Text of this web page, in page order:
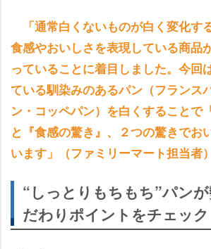
「通常白くないものが白く変化す
食感やおいしさを表現している商品
っていることに着目しました。今回
ている馴染みのあるパン（フランス
ン・コッペパン）を白くすることで
と『食感の驚き』、２つの驚きでお
います」（ファミリーマート担当者）
“しっとりもちもち”パン
だわりポイントをチェック